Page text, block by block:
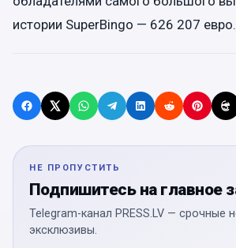
истории SuperBingo — 626 207 евро.
НЕ ПРОПУСТИТЬ
Подпишитесь на главное
Telegram-канал PRESS.LV — срочные
эксклюзивы.